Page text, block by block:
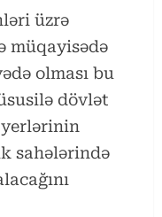
üzrə
müqayisədə
olması bu
dövlət
yerlərinin
sahələrində